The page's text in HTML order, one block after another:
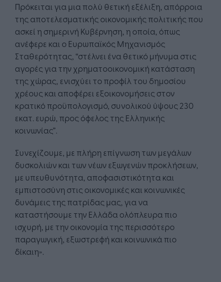
Πρόκειται για μια πολύ θετική εξέλιξη, απόρροια
της αποτελεσματικής οικονομικής πολιτικής που
ασκεί η σημερινή Κυβέρνηση, η οποία, όπως
ανέφερε και ο Ευρωπαϊκός Μηχανισμός
Σταθερότητας, “στέλνει ένα θετικό μήνυμα στις
αγορές για την χρηματοοικονομική κατάσταση
της χώρας, ενισχύει το προφίλ του δημοσίου
χρέους και αποφέρει εξοικονομήσεις στον
κρατικό προϋπολογισμό, συνολικού ύψους 230
εκατ. ευρώ, προς όφελος της Ελληνικής
κοινωνίας”.
Συνεχίζουμε, με πλήρη επίγνωση των μεγάλων
δυσκολιών και των νέων εξωγενών προκλήσεων,
με υπευθυνότητα, αποφασιστικότητα και
εμπιστοσύνη στις οικονομικές και κοινωνικές
δυνάμεις της πατρίδας μας, για να
καταστήσουμε την Ελλάδα ολόπλευρα πιο
ισχυρή, με την οικονομία της περισσότερο
παραγωγική, εξωστρεφή και κοινωνικά πιο
δίκαιη».